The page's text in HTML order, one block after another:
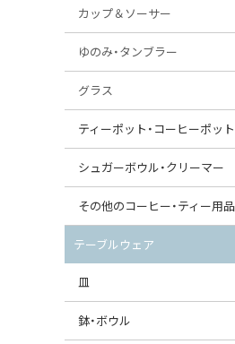
カップ＆ソーサー
ゆのみ・タンブラー
グラス
ティーポット・コーヒーポット
ティーポット
コーヒーポット
シュガーボウル・クリーマー
シュガーボウル
クリーマー
その他のコーヒー・ティー用品
ポットウォーマー
ピッチャー
コーヒードリッパー
テーブルウェア
皿
大皿（24cm〜）
鉢・ボウル